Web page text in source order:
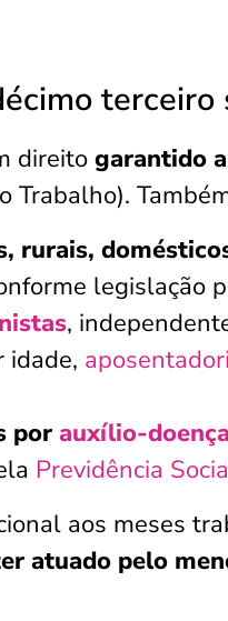
terceiro
direito garantido
Trabalho).
rurais,
legislação
,
idade,
por auxílio-doença
Previdência
aos meses
atuado pelo